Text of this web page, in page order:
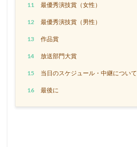
11 最優秀演技賞（女性）
12 最優秀演技賞（男性）
13 作品賞
14 放送部門大賞
15 当日のスケジュール・中継について
16 最後に